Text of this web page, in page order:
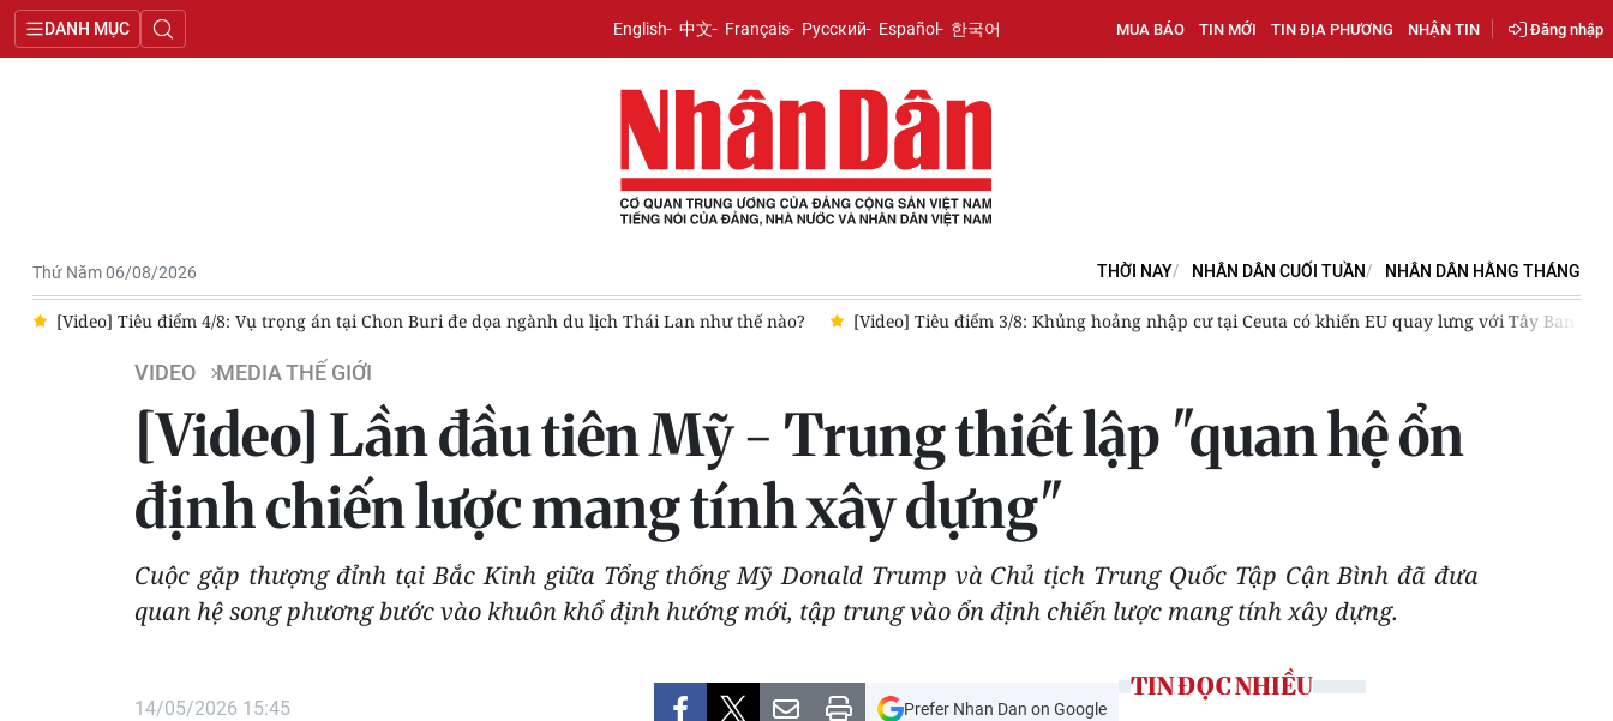
DANH MỤC English 中文 Français Русский Español 한국어 MUA BÁO TIN MỚI TIN ĐỊA PHƯƠNG NHẬN TIN Đăng nhập
Thứ Năm 06/08/2026 THỜI NAY NHÂN DÂN CUỐI TUẦN NHÂN DÂN HẰNG THÁNG
Thái Lan như thế nào? [Video] Tiêu điểm 3/8: Khủng hoảng nhập cư tại Ceuta có khiến EU quay lưng với Tây Ban Nha? Tiêu điểm 2/8: Vòng xoáy xung đột có nguy cơ lan tới biển Caspi
VIDEO MEDIA THẾ GIỚI
[Video] Lần đầu tiên Mỹ - Trung thiết lập "quan hệ ổn
định chiến lược mang tính xây dựng"
Cuộc gặp thượng đỉnh tại Bắc Kinh giữa Tổng thống Mỹ Donald Trump và Chủ tịch Trung Quốc Tập Cận Bình đã đưa
quan hệ song phương bước vào khuôn khổ định hướng mới, tập trung vào ổn định chiến lược mang tính xây dựng.
14/05/2026 15:45 Prefer Nhan Dan on Google
TIN ĐỌC NHIỀU